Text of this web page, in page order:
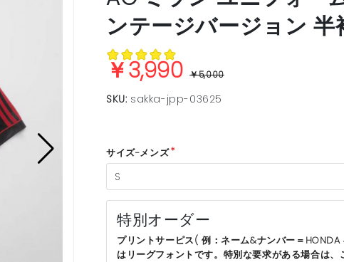
ンテージバージョン 半
￥3,990￥5,000
SKU: sakka-jpp-03625
サイズ-メンズ
特別オーダー
プリントサーピス( 例：ネーム&ナンバー＝
はリーグフォントです。特別な要求がある場合は